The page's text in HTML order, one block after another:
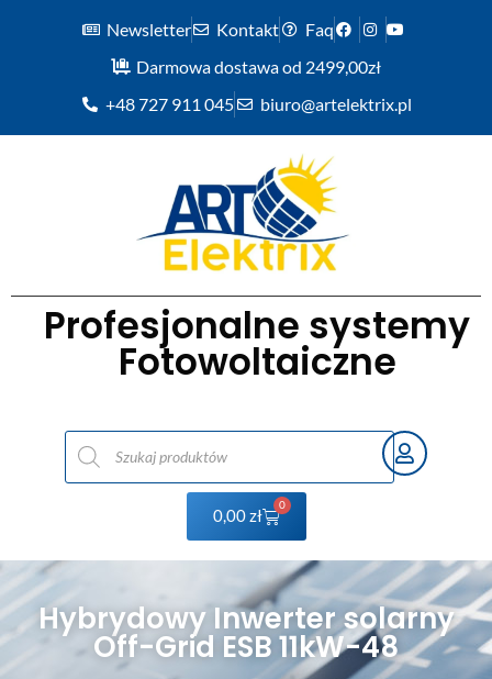
Newsletter Kontakt
Faq
Darmowa dostawa od 2499,00zł
+48 727 911 045
biuro@artelektrix.pl
Profesjonalne systemy
Fotowoltaiczne
0,00zł
0
Hybrydowy Inwerter solarny
Off-Grid ESB 11kW-48